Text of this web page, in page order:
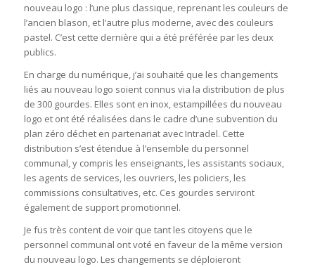
nouveau logo : l’une plus classique, reprenant les couleurs de
l’ancien blason, et l’autre plus moderne, avec des couleurs
pastel. C’est cette dernière qui a été préférée par les deux
publics.
En charge du numérique, j’ai souhaité que les changements
liés au nouveau logo soient connus via la distribution de plus
de 300 gourdes. Elles sont en inox, estampillées du nouveau
logo et ont été réalisées dans le cadre d’une subvention du
plan zéro déchet en partenariat avec Intradel. Cette
distribution s’est étendue à l’ensemble du personnel
communal, y compris les enseignants, les assistants sociaux,
les agents de services, les ouvriers, les policiers, les
commissions consultatives, etc. Ces gourdes serviront
également de support promotionnel.
Je fus très content de voir que tant les citoyens que le
personnel communal ont voté en faveur de la même version
du nouveau logo. Les changements se déploieront